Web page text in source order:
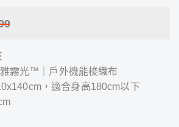
霧光™｜戶外機能梭織布
，適合身高180cm以下